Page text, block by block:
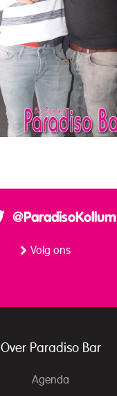
@ParadisoKollum
Volg ons
Over Paradiso Bar
Agenda